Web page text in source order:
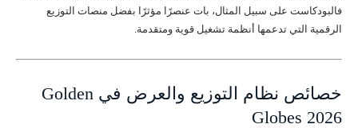
فالبودكاست على سبيل المثال، بات عنصرًا مؤثرًا بفضل منصات التوزيع
الرقمية التي تدعمها أنظمة تشغيل قوية ومتقدمة.
خصائص نظام التوزيع والعرض في Golden
Globes 2026